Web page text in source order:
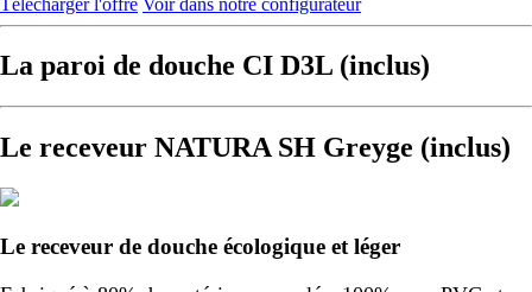
La paroi de douche CI D3L (inclus)
Le receveur NATURA SH Greyge (inclus)
Le receveur de douche écologique et léger